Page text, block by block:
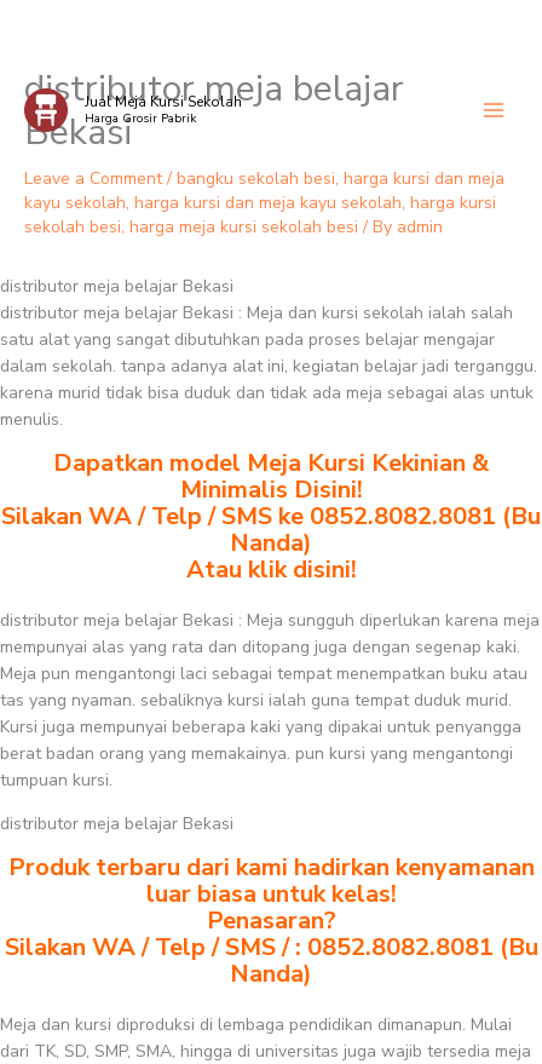
Skip
content
Jual Meja Kursi Sekolah
Harga Grosir Pabrik
distributor meja belajar
Bekasi
Leave a Comment / bangku sekolah besi, harga kursi dan meja
kayu sekolah, harga kursi dan meja kayu sekolah, harga kursi
sekolah besi, harga meja kursi sekolah besi / By admin
distributor meja belajar Bekasi
distributor meja belajar Bekasi : Meja dan kursi sekolah ialah salah
satu alat yang sangat dibutuhkan pada proses belajar mengajar
dalam sekolah. tanpa adanya alat ini, kegiatan belajar jadi terganggu.
karena murid tidak bisa duduk dan tidak ada meja sebagai alas untuk
menulis.
Dapatkan model Meja Kursi Kekinian &
Minimalis Disini!
Silakan WA / Telp / SMS ke 0852.8082.8081 (Bu
Nanda)
Atau klik disini!
distributor meja belajar Bekasi : Meja sungguh diperlukan karena meja
mempunyai alas yang rata dan ditopang juga dengan segenap kaki.
Meja pun mengantongi laci sebagai tempat menempatkan buku atau
tas yang nyaman. sebaliknya kursi ialah guna tempat duduk murid.
Kursi juga mempunyai beberapa kaki yang dipakai untuk penyangga
berat badan orang yang memakainya. pun kursi yang mengantongi
tumpuan kursi.
distributor meja belajar Bekasi
Produk terbaru dari kami hadirkan kenyamanan
luar biasa untuk kelas!
Penasaran?
Silakan WA / Telp / SMS / : 0852.8082.8081 (Bu
Nanda)
Meja dan kursi diproduksi di lembaga pendidikan dimanapun. Mulai
dari TK, SD, SMP, SMA, hingga di universitas juga wajib tersedia meja